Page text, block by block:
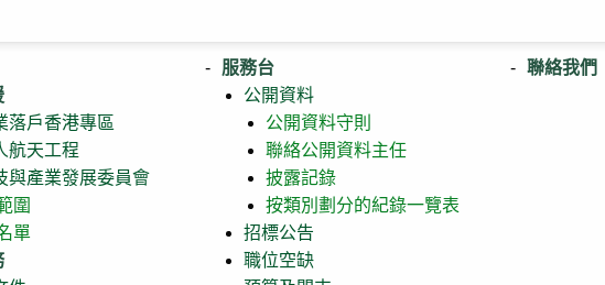
落戶香港專區
航天工程
與產業發展委員會
圍
單
服務台
公開資料
公開資料守則
聯絡公開資料主任
披露記錄
按類別劃分的紀錄一覽表
招標公告
職位空缺
聯絡我們